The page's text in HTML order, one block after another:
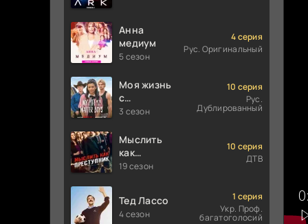
Анна
медиум
5 сезон
4 серия
Рус. Оригинальный
Моя жизнь
с
мальчиками
3 сезон
10 серия
Рус.
Дублированный
Мыслить
как
преступник
19 сезон
10 серия
ДТВ
Тед Лассо
4 сезон
1 серия
Укр. Проф.
багатоголосий